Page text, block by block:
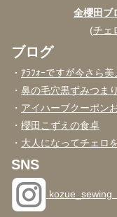
全櫻田ブ
(チェ
ブログ
・ ｱﾗﾌｫｰですが今さら
・ 鼻の毛穴黒ずみつま
・ アイハーブクーポン
・ 櫻田こずえの食卓
・ 大人になってチェロ
SNS
kozue_sewing